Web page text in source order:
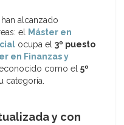
alcanzado
el Máster en
ocupa el 3º puesto
en Finanzas y
como el 5º
categoría.
y con